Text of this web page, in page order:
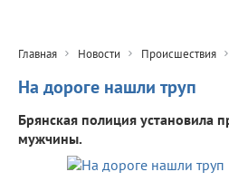
Главная Новости Происшествия
На дороге нашли труп
Брянская полиция установила
мужчины.